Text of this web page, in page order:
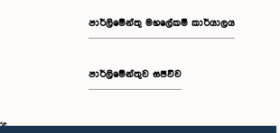
පාර්ලිමේන්තු මහලේකම් කාර්යාලය
පාර්ලිමේන්තුව සජීවීව